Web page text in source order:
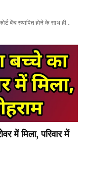
बेंच स्थापित होने के साथ ही…
में मिला, परिवार में